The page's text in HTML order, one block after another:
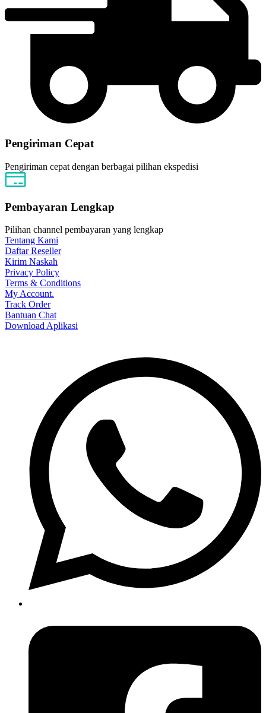
Pengiriman Cepat
Pengiriman cepat dengan berbagai pilihan ekspedisi
Pembayaran Lengkap
Pilihan channel pembayaran yang lengkap
Tentang Kami
Daftar Reseller
Kirim Naskah
Privacy Policy
Terms & Conditions
My Account.
Track Order
Bantuan Chat
Download Aplikasi